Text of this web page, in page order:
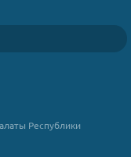
Республики